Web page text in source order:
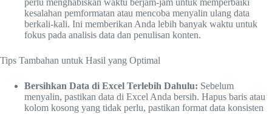
kesalahan pemformatan atau mencoba menyalin ulang data
berkali-kali. Ini memberikan Anda lebih banyak waktu untuk
fokus pada analisis data dan penulisan konten.
Tips Tambahan untuk Hasil yang Optimal
Bersihkan Data di Excel Terlebih Dahulu: Sebelum
menyalin, pastikan data di Excel Anda bersih. Hapus baris atau
kolom kosong yang tidak perlu, pastikan format data konsisten